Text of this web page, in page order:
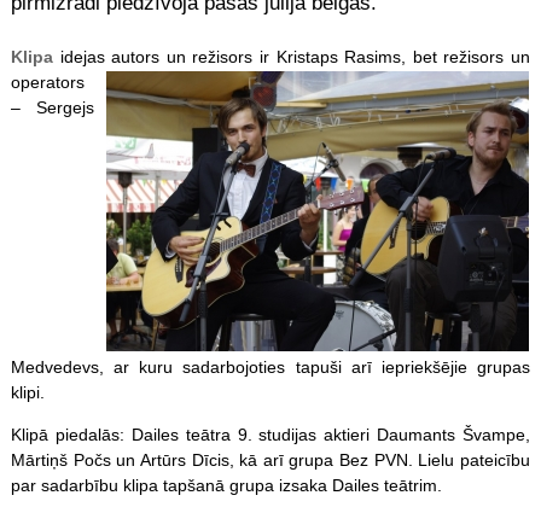
Klipaidejas autors un režisors ir Kristaps Rasims, bet režisors un
operators
– Sergejs
Medvedevs, ar kuru sadarbojoties tapuši arī iepriekšējie grupas
klipi.
Klipā piedalās: Dailes teātra 9. studijas aktieri Daumants Švampe,
Mārtiņš Počs un Artūrs Dīcis, kā arī grupa Bez PVN. Lielu pateicību
par sadarbību klipa tapšanā grupa izsaka Dailes teātrim.